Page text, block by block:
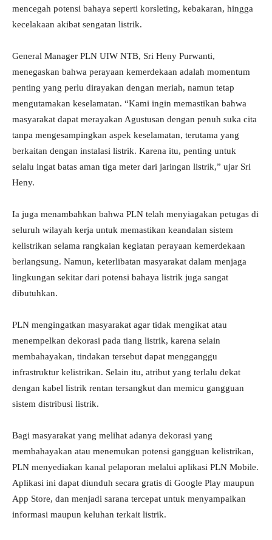
mencegah potensi bahaya seperti korsleting, kebakaran, hingga
kecelakaan akibat sengatan listrik.
General Manager PLN UIW NTB, Sri Heny Purwanti,
menegaskan bahwa perayaan kemerdekaan adalah momentum
penting yang perlu dirayakan dengan meriah, namun tetap
mengutamakan keselamatan. “Kami ingin memastikan bahwa
masyarakat dapat merayakan Agustusan dengan penuh suka cita
tanpa mengesampingkan aspek keselamatan, terutama yang
berkaitan dengan instalasi listrik. Karena itu, penting untuk
selalu ingat batas aman tiga meter dari jaringan listrik,” ujar Sri
Heny.
Ia juga menambahkan bahwa PLN telah menyiagakan petugas di
seluruh wilayah kerja untuk memastikan keandalan sistem
kelistrikan selama rangkaian kegiatan perayaan kemerdekaan
berlangsung. Namun, keterlibatan masyarakat dalam menjaga
lingkungan sekitar dari potensi bahaya listrik juga sangat
dibutuhkan.
PLN mengingatkan masyarakat agar tidak mengikat atau
menempelkan dekorasi pada tiang listrik, karena selain
membahayakan, tindakan tersebut dapat mengganggu
infrastruktur kelistrikan. Selain itu, atribut yang terlalu dekat
dengan kabel listrik rentan tersangkut dan memicu gangguan
sistem distribusi listrik.
Bagi masyarakat yang melihat adanya dekorasi yang
membahayakan atau menemukan potensi gangguan kelistrikan,
PLN menyediakan kanal pelaporan melalui aplikasi PLN Mobile.
Aplikasi ini dapat diunduh secara gratis di Google Play maupun
App Store, dan menjadi sarana tercepat untuk menyampaikan
informasi maupun keluhan terkait listrik.